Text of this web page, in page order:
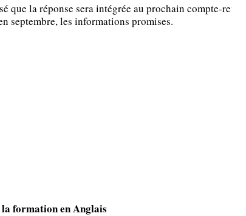
que la réponse sera intégrée au prochain compte-rendu.
septembre, les informations promises.
formation en Anglais